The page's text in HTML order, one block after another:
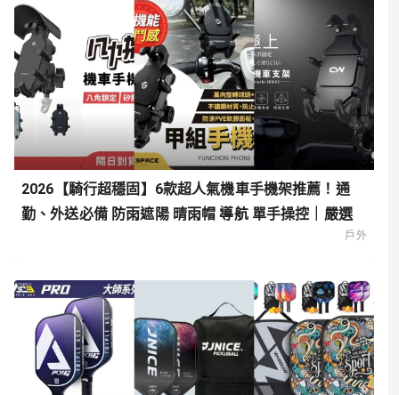
2026【騎行超穩固】6款超人氣機車手機架推薦！通
勤、外送必備 防雨遮陽 晴雨帽 導航 單手操控｜嚴選
戶外